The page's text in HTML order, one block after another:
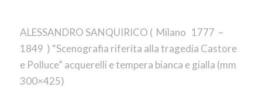
ALESSANDRO SANQUIRICO ( Milano 1777 –
1849 ) “Scenografia riferita alla tragedia Castore
e Polluce” acquerelli e tempera bianca e gialla (mm
300×425)